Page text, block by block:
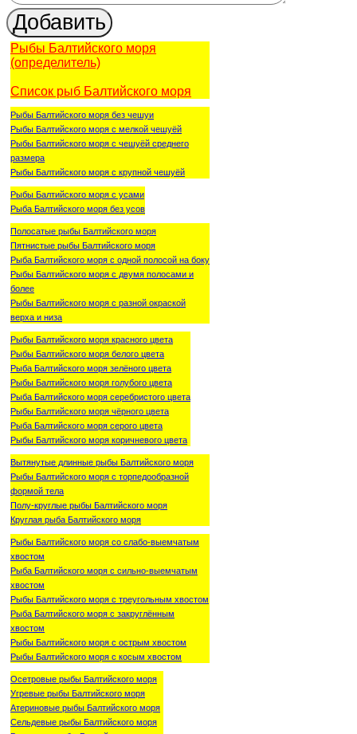
Рыбы Балтийского моря
(определитель)
Список рыб Балтийского моря
Рыбы Балтийского моря без чешуи
Рыбы Балтийского моря с мелкой чешуёй
Рыбы Балтийского моря с чешуёй среднего
размера
Рыбы Балтийского моря с крупной чешуёй
Рыбы Балтийского моря с усами
Рыба Балтийского моря без усов
Полосатые рыбы Балтийского моря
Пятнистые рыбы Балтийского моря
Рыба Балтийского моря с одной полосой на боку
Рыбы Балтийского моря с двумя полосами и
более
Рыбы Балтийского моря с разной окраской
верха и низа
Рыбы Балтийского моря красного цвета
Рыбы Балтийского моря белого цвета
Рыба Балтийского моря зелёного цвета
Рыбы Балтийского моря голубого цвета
Рыба Балтийского моря серебристого цвета
Рыбы Балтийского моря чёрного цвета
Рыба Балтийского моря серого цвета
Рыбы Балтийского моря коричневого цвета
Вытянутые длинные рыбы Балтийского моря
Рыбы Балтийского моря с торпедообразной
формой тела
Полу-круглые рыбы Балтийского моря
Круглая рыба Балтийского моря
Рыбы Балтийского моря со слабо-выемчатым
хвостом
Рыба Балтийского моря с сильно-выемчатым
хвостом
Рыбы Балтийского моря с треугольным хвостом
Рыба Балтийского моря с закруглённым
хвостом
Рыбы Балтийского моря с острым хвостом
Рыбы Балтийского моря с косым хвостом
Осетровые рыбы Балтийского моря
Угревые рыбы Балтийского моря
Атериновые рыбы Балтийского моря
Сельдевые рыбы Балтийского моря